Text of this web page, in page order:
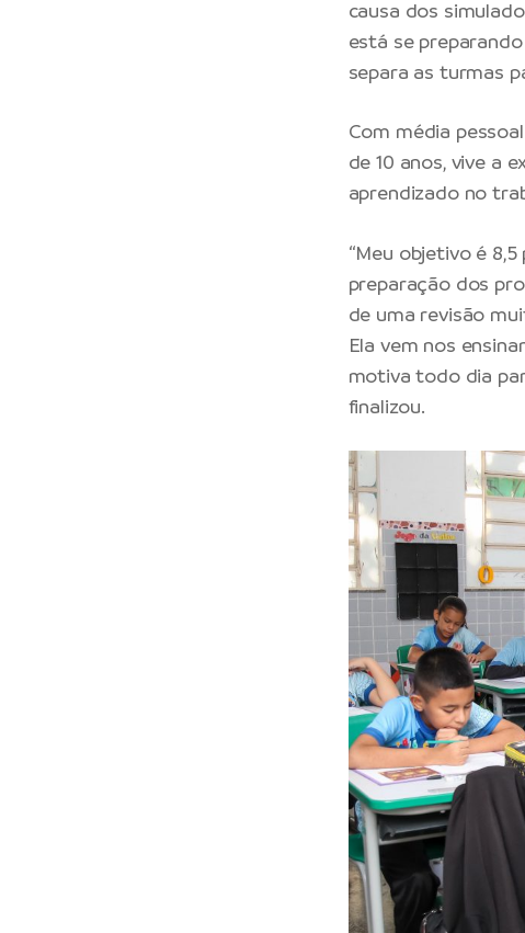
causa dos
está se
separa as turmas
Com média
de 10 anos, vive a
aprendizado no
“Meu objetivo é
preparação dos
de uma revisão
Ela vem nos
motiva todo dia
finalizou.